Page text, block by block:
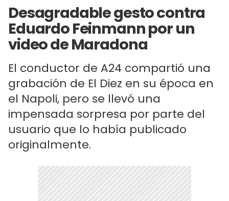
Desagradable gesto contra
Eduardo Feinmann por un
video de Maradona
El conductor de A24 compartió una
grabación de El Diez en su época en
el Napoli, pero se llevó una
impensada sorpresa por parte del
usuario que lo había publicado
originalmente.